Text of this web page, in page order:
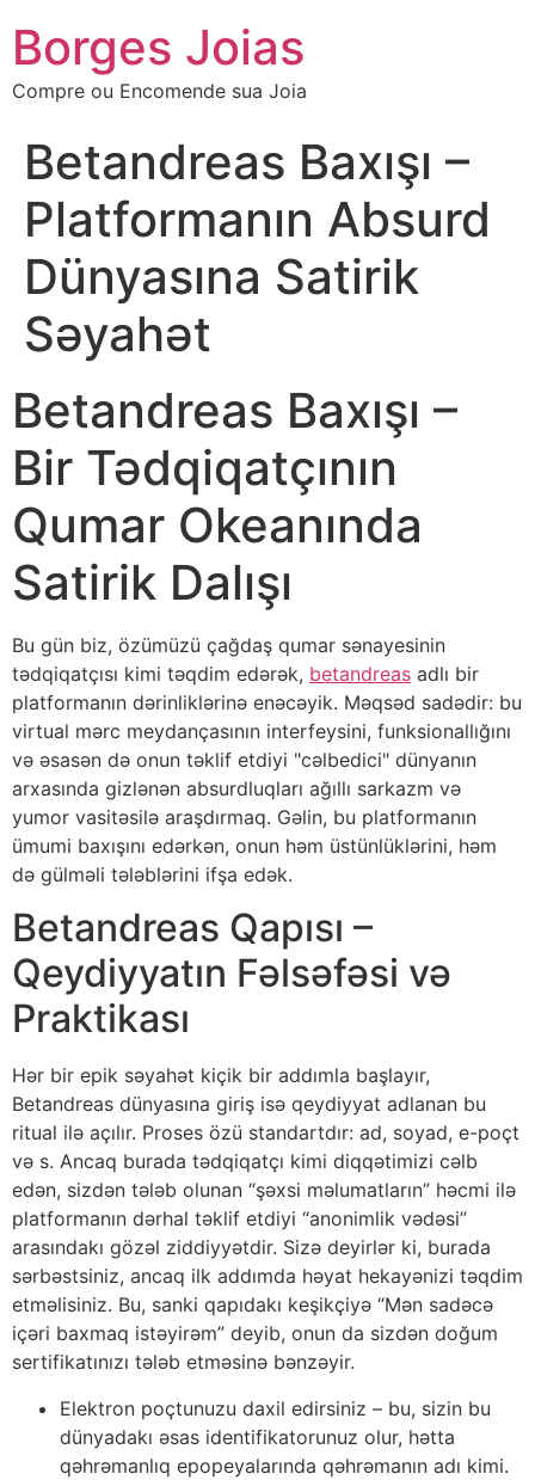
Borges Joias
Compre ou Encomende sua Joia
Betandreas Baxışı –
Platformanın Absurd
Dünyasına Satirik
Səyahət
Betandreas Baxışı –
Bir Tədqiqatçının
Qumar Okeanında
Satirik Dalışı
Bu gün biz, özümüzü çağdaş qumar sənayesinin
tədqiqatçısı kimi təqdim edərək, betandreas adlı bir
platformanın dərinliklərinə enəcəyik. Məqsəd sadədir: bu
virtual mərc meydançasının interfeysini, funksionallığını
və əsasən də onun təklif etdiyi "cəlbedici" dünyanın
arxasında gizlənən absurdluqları ağıllı sarkazm və
yumor vasitəsilə araşdırmaq. Gəlin, bu platformanın
ümumi baxışını edərkən, onun həm üstünlüklərini, həm
də gülməli tələblərini ifşa edək.
Betandreas Qapısı –
Qeydiyyatın Fəlsəfəsi və
Praktikası
Hər bir epik səyahət kiçik bir addımla başlayır,
Betandreas dünyasına giriş isə qeydiyyat adlanan bu
ritual ilə açılır. Proses özü standartdır: ad, soyad, e-poçt
və s. Ancaq burada tədqiqatçı kimi diqqətimizi cəlb
edən, sizdən tələb olunan “şəxsi məlumatların” həcmi ilə
platformanın dərhal təklif etdiyi “anonimlik vədəsi”
arasındakı gözəl ziddiyyətdir. Sizə deyirlər ki, burada
sərbəstsiniz, ancaq ilk addımda həyat hekayənizi təqdim
etməlisiniz. Bu, sanki qapıdakı keşikçiyə “Mən sadəcə
içəri baxmaq istəyirəm” deyib, onun da sizdən doğum
sertifikatınızı tələb etməsinə bənzəyir.
Elektron poçtunuzu daxil edirsiniz – bu, sizin bu
dünyadakı əsas identifikatorunuz olur, hətta
qəhrəmanlıq epopeyalarında qəhrəmanın adı kimi.